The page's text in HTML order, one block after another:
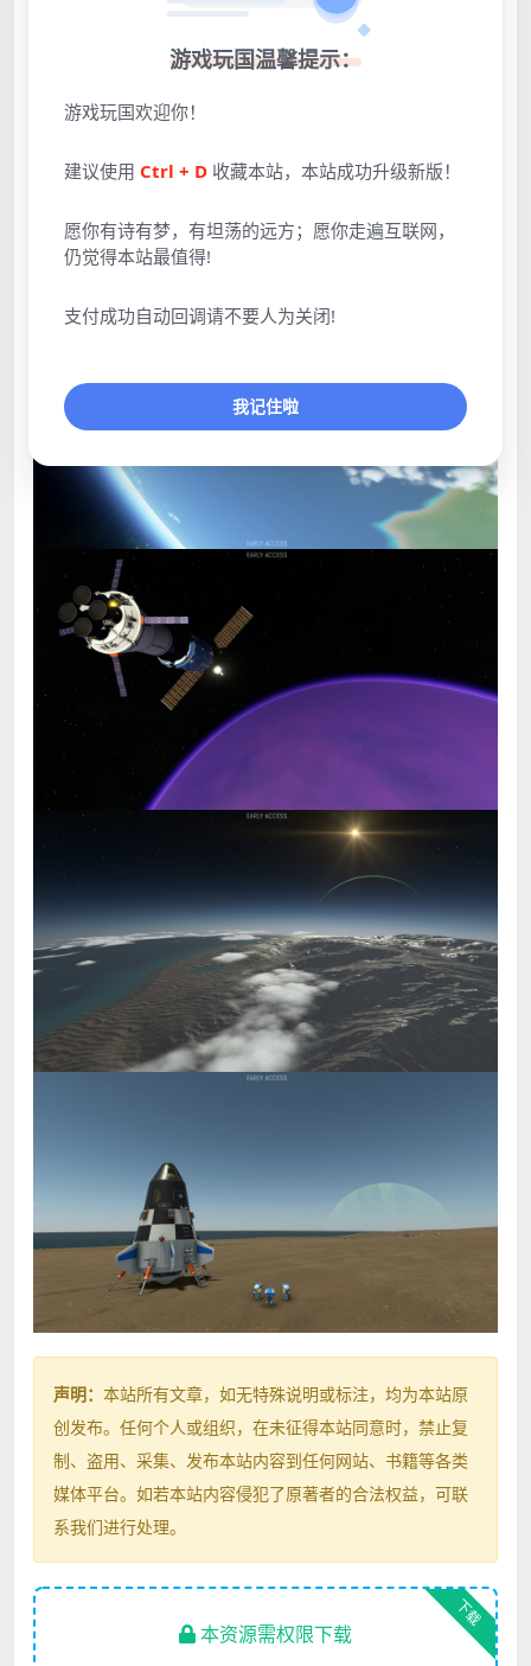
声明： 本站所有文章，如无特殊说明或标注，均为本站原
创发布。任何个人或组织，在未征得本站同意时，禁止复
制、盗用、采集、发布本站内容到任何网站、书籍等各类
媒体平台。如若本站内容侵犯了原著者的合法权益，可联
系我们进行处理。
下载
本资源需权限下载
游戏玩国温馨提示：
游戏玩国欢迎你！
建议使用 Ctrl + D 收藏本站，本站成功升级新版！
愿你有诗有梦，有坦荡的远方；愿你走遍互联网，
仍觉得本站最值得!
支付成功自动回调请不要人为关闭!
我记住啦